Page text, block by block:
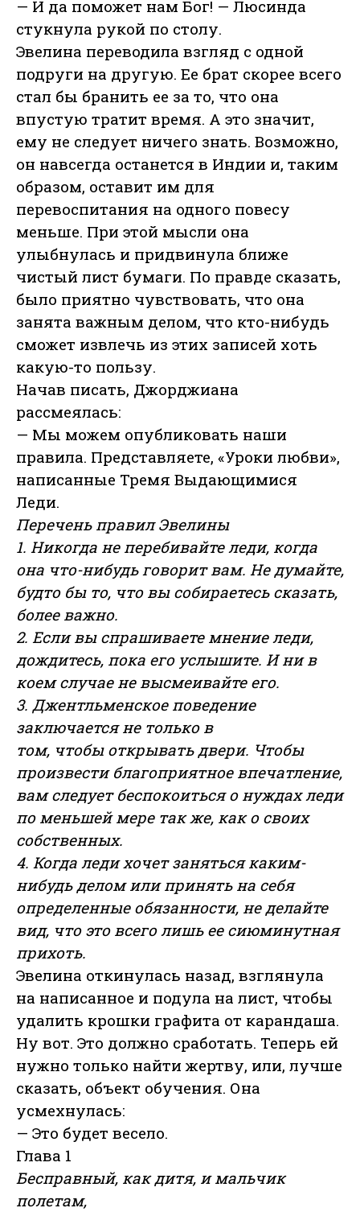
— И да поможет нам Бог! — Люсинда
стукнула рукой по столу.
Эвелина переводила взгляд с одной
подруги на другую. Ее брат скорее всего
стал бы бранить ее за то, что она
впустую тратит время. А это значит,
ему не следует ничего знать. Возможно,
он навсегда останется в Индии и, таким
образом, оставит им для
перевоспитания на одного повесу
меньше. При этой мысли она
улыбнулась и придвинула ближе
чистый лист бумаги. По правде сказать,
было приятно чувствовать, что она
занята важным делом, что кто-нибудь
сможет извлечь из этих записей хоть
какую-то пользу.
Начав писать, Джорджиана
рассмеялась:
— Мы можем опубликовать наши
правила. Представляете, «Уроки любви»,
написанные Тремя Выдающимися
Леди.
Перечень правил Эвелины
1. Никогда не перебивайте леди, когда
она что-нибудь говорит вам. Не думайте,
будто бы то, что вы собираетесь сказать,
более важно.
2. Если вы спрашиваете мнение леди,
дождитесь, пока его услышите. И ни в
коем случае не высмеивайте его.
3. Джентльменское поведение
заключается не только в
том, чтобы открывать двери. Чтобы
произвести благоприятное впечатление,
вам следует беспокоиться о нуждах леди
по меньшей мере так же, как о своих
собственных.
4. Когда леди хочет заняться каким-
нибудь делом или принять на себя
определенные обязанности, не делайте
вид, что это всего лишь ее сиюминутная
прихоть.
Эвелина откинулась назад, взглянула
на написанное и подула на лист, чтобы
удалить крошки графита от карандаша.
Ну вот. Это должно сработать. Теперь ей
нужно только найти жертву, или, лучше
сказать, объект обучения. Она
усмехнулась:
— Это будет весело.
Глава 1
Бесправный, как дитя, и мальчик
полетам,